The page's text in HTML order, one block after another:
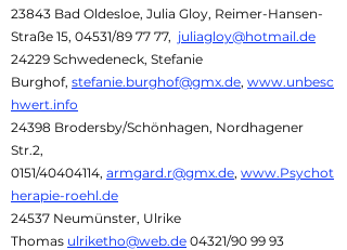
23843 Bad Oldesloe, Julia Gloy, Reimer-Hansen-
Straße 15, 04531/89 77 77, juliagloy@hotmail.de
24229 Schwedeneck, Stefanie
Burghof, stefanie.burghof@gmx.de, www.unbesc
hwert.info
24398 Brodersby/Schönhagen, Nordhagener
Str.2,
0151/40404114, armgard.r@gmx.de, www.Psychot
herapie-roehl.de
24537 Neumünster, Ulrike
Thomas ulriketho@web.de 04321/90 99 93